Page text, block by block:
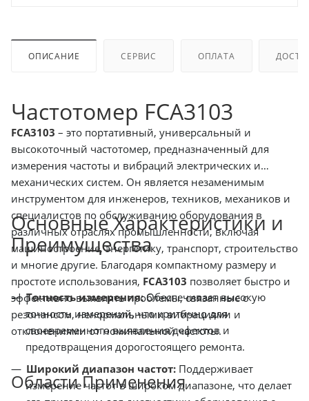
ОПИСАНИЕ СЕРВИС ОПЛАТА
Частотомер FCA3103
FCA3103 – это портативный, универсальный и
высокоточный частотомер, предназначенный для
измерения частоты и вибраций электрических и
механических систем. Он является незаменимым
инструментом для инженеров, техников, механиков и
специалистов по обслуживанию оборудования в
различных отраслях промышленности, включая
машиностроение, энергетику, транспорт, строительство
и многие другие. Благодаря компактному размеру и
простоте использования, FCA3103 позволяет быстро и
эффективно выявлять проблемы, связанные с
резонансом, ненормальными вибрациями и
отклонениями от номинальной частоты.
Основные Характеристики и
Преимущества
Точность измерения:Обеспечивает высокую
точность измерений, что критично для
своевременного выявления дефектов и
предотвращения дорогостоящего ремонта.
Широкий диапазон частот: Поддерживает
измерение частот в широком диапазоне, что делает
Области Применения